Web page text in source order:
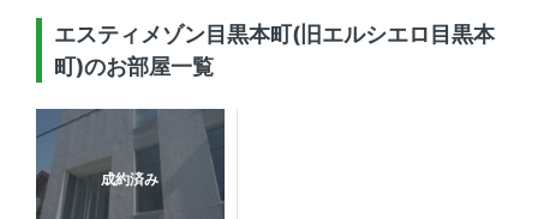
エスティメゾン目黒本町(旧エルシエロ目黒本
町)のお部屋一覧
成約済み